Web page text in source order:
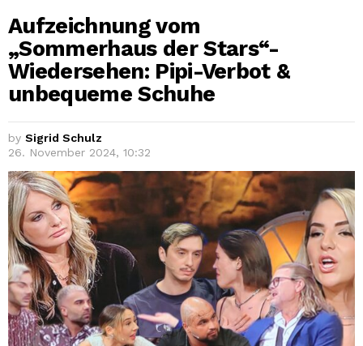
Aufzeichnung vom
„Sommerhaus der Stars“-
Wiedersehen: Pipi-Verbot &
unbequeme Schuhe
by Sigrid Schulz
26. November 2024, 10:32